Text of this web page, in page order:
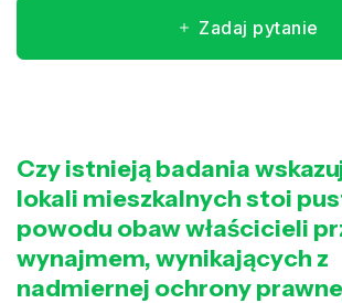
Zadaj pytanie
Czy istnieją badania
lokali mieszkalnych stoi
powodu obaw właścicieli
wynajmem, wynikających z
nadmiernej ochrony